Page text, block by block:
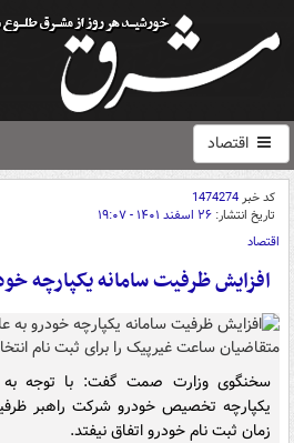
اقتصاد
کد خبر1474274
تاریخ انتشار: ۲۶ اسفند ۱۴۰۱ - ۱۹:۰۷
اقتصاد
افزایش ظرفیت سامانه یکپارچه
سخنگوی وزارت صمت گفت: با توجه به
یکپارچه تخصیص خودرو شرکت راهبر
زمان ثبت نام خودرو اتفاق نیفتد.